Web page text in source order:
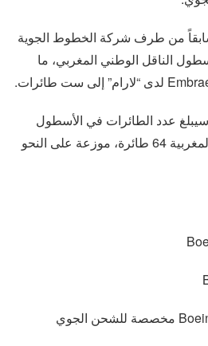
من طرف شركة الخطوط الجوية
الناقل الوطني المغربي، ما
سيبلغ عدد الطائرات في الأسطول
الرسمي للخطوط الملكية المغربية 64 طائرة، موزعة على النحو